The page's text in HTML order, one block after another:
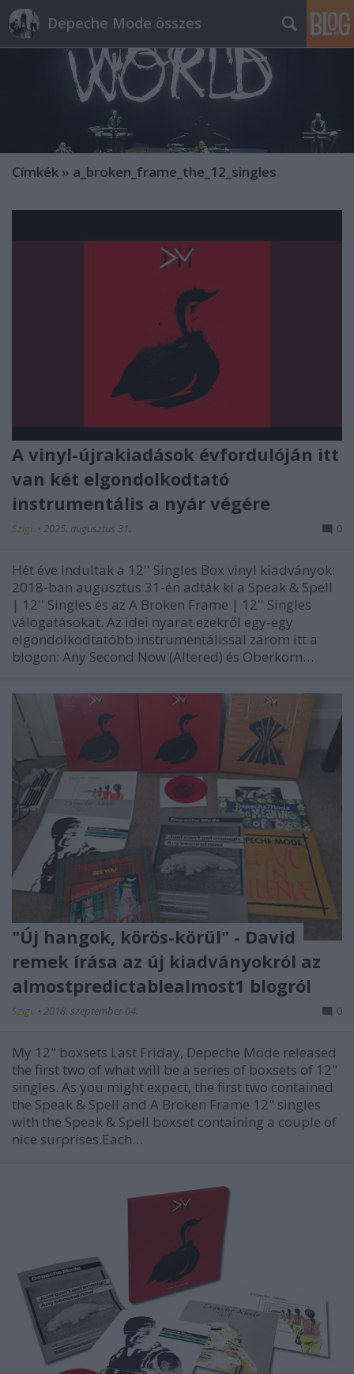
Depeche Mode összes
Címkék » a_broken_frame_the_12_singles
A vinyl-újrakiadások évfordulóján itt
van két elgondolkodtató
instrumentális a nyár végére
Szigi. • 2025. augusztus 31. 0
Hét éve indultak a 12'' Singles Box vinyl kiadványok:
2018-ban augusztus 31-én adták ki a Speak & Spell
| 12'' Singles és az A Broken Frame | 12'' Singles
válogatásokat. Az idei nyarat ezekről egy-egy
elgondolkodtatóbb instrumentálissal zárom itt a
blogon: Any Second Now (Altered) és Oberkorn…
"Új hangok, körös-körül" - David
remek írása az új kiadványokról az
almostpredictablealmost1 blogról
Szigi. • 2018. szeptember 04. 0
My 12" boxsets Last Friday, Depeche Mode released
the first two of what will be a series of boxsets of 12"
singles. As you might expect, the first two contained
the Speak & Spell and A Broken Frame 12" singles
with the Speak & Spell boxset containing a couple of
nice surprises.Each…